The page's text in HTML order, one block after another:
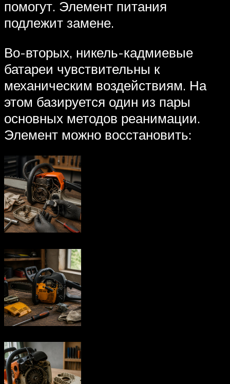
помогут. Элемент питания
подлежит замене.
Во-вторых, никель-кадмиевые
батареи чувствительны к
механическим воздействиям. На
этом базируется один из пары
основных методов реанимации.
Элемент можно восстановить: